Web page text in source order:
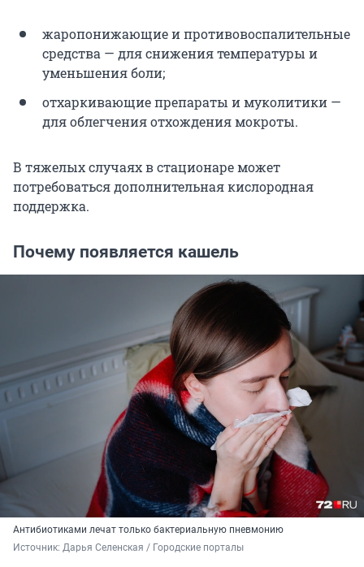
жаропонижающие и противовоспалительные
средства — для снижения температуры и
уменьшения боли;
отхаркивающие препараты и муколитики —
для облегчения отхождения мокроты.
В тяжелых случаях в стационаре может
потребоваться дополнительная кислородная
поддержка.
Почему появляется кашель
Антибиотиками лечат только бактериальную пневмонию
Источник: Дарья Селенская / Городские порталы